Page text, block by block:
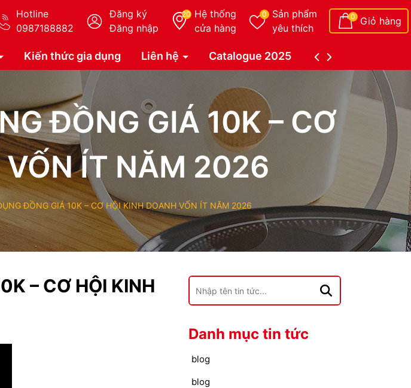
Hotline
0987188882
Đăng ký
Đăng nhập
20 Hệ thống
cửa hàng
0
Sản phẩm
yêu thích
0 Giỏ hàng
Kiến thức gia dụng Liên hệ Catalogue 2025 Catalogue Duy Tân
ĐỒNG GIÁ 10K – CƠ
VỐN ÍT NĂM 2026
ĐỒNG GIÁ 10K – CƠ HỘI KINH DOANH VỐN ÍT NĂM 2026
– CƠ HỘI KINH
Danh mục tin tức
blog
blog